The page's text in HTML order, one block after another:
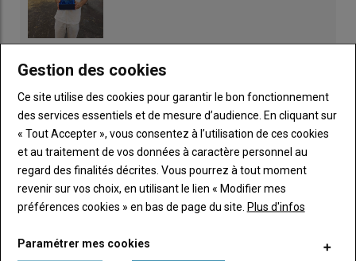
Irrigation : fortes chaleurs et rendements
amputés
03 août 2026
Les Prim'Hostein sur le ring
Gestion des cookies
Ce site utilise des cookies pour garantir le bon fonctionnement
des services essentiels et de mesure d’audience. En cliquant sur
« Tout Accepter », vous consentez à l’utilisation de ces cookies
et au traitement de vos données à caractère personnel au
regard des finalités décrites. Vous pourrez à tout moment
revenir sur vos choix, en utilisant le lien « Modifier mes
préférences cookies » en bas de page du site. Plus d'infos
Paramétrer mes cookies